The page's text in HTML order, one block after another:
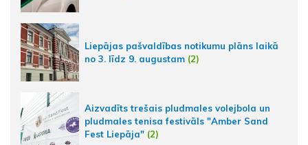
Liepājas pašvaldības notikumu plāns laikā
no 3. līdz 9. augustam (2)
Aizvadīts trešais pludmales volejbola un
pludmales tenisa festivāls "Amber Sand
Fest Liepāja" (2)